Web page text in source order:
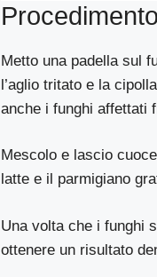
Procedimento
Metto una padella sul
l’aglio tritato e la
anche i funghi affettati
Mescolo e lascio
latte e il parmigiano
Una volta che i funghi
ottenere un risultato